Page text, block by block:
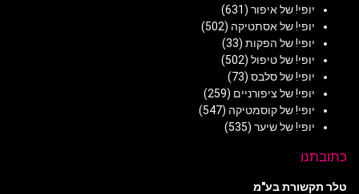
יופי! של איפור (631)
יופי! של אסתטיקה (502)
יופי! של הפקות (33)
יופי! של טיפול (502)
יופי! של סלבס (73)
יופי! של ציפורניים (259)
יופי! של קוסמטיקה (547)
יופי! של שיער (535)
כתובתנו
טלר תקשורת בע"מ